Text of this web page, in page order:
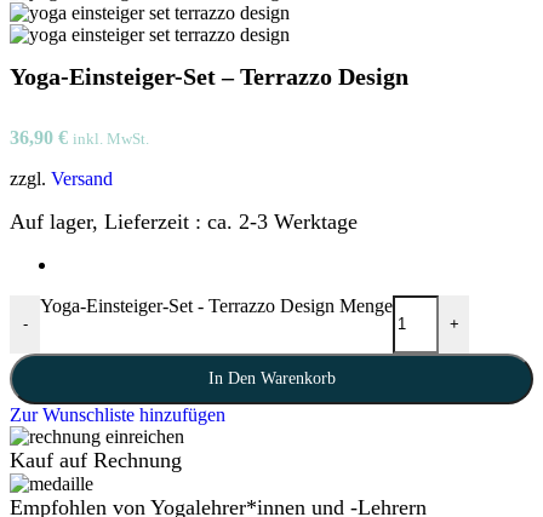
Yoga-Einsteiger-Set – Terrazzo Design
36,90 € inkl. MwSt.
zzgl. Versand
Auf lager, Lieferzeit : ca. 2-3 Werktage
-
Yoga-Einsteiger-Set - Terrazzo Design Menge
+
In Den Warenkorb
Zur Wunschliste hinzufügen
Kauf auf Rechnung
Empfohlen von Yogalehrer*innen und -Lehrern